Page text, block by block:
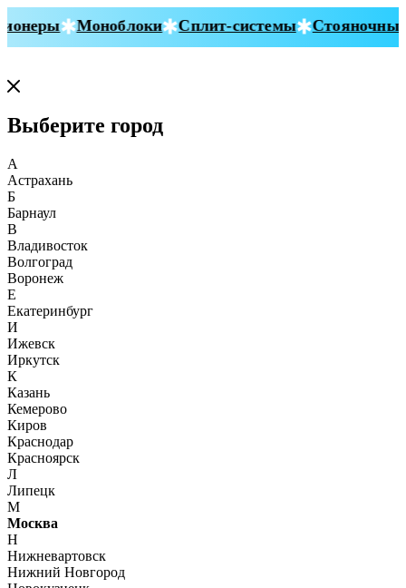
Моноблоки Сплит-системы Стояночные
Выберите город
А
Астрахань
Б
Барнаул
В
Владивосток
Волгоград
Воронеж
Е
Екатеринбург
И
Ижевск
Иркутск
К
Казань
Кемерово
Киров
Краснодар
Красноярск
Л
Липецк
М
Москва
Н
Нижневартовск
Нижний Новгород